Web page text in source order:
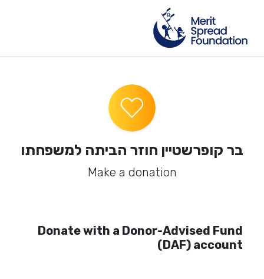
בר קופרשטיין חוזר הביתה למשפחתו
Make a donation
Donate with a Donor-Advised Fund
(DAF) account